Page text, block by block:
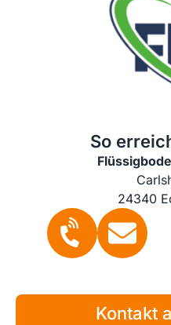
So
24340
Kontakt